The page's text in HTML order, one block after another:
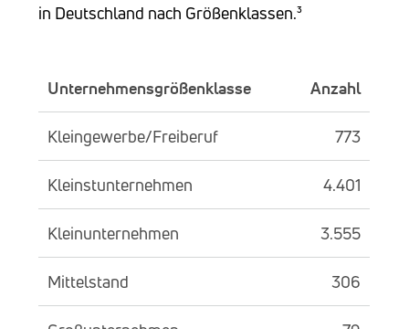
in Deutschland nach Größenklassen.³
Unternehmensgrößenklasse Anzahl
Kleingewerbe/Freiberuf 773
Kleinstunternehmen 4.401
Kleinunternehmen 3.555
Mittelstand 306